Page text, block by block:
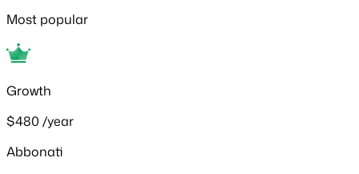
Most popular
Growth
$480 /year
Abbonati